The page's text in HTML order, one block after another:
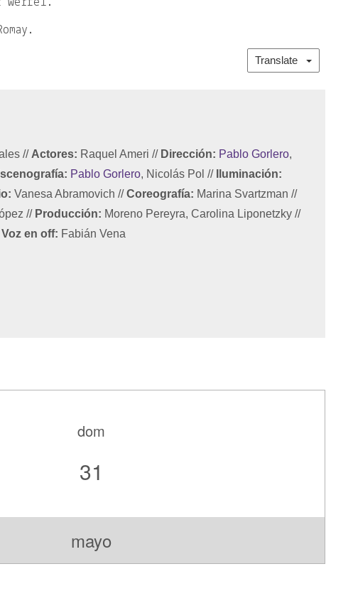
Translate
// Actores: Raquel Ameri// Dirección: Pablo Gorlero,
Pablo Gorlero, Nicolás Pol//
Iluminación:
Vanesa Abramovich// Coreografía: Marina Svartzman//
// Producción: Moreno Pereyra, Carolina Liponetzky//
Voz en off: Fabián Vena
dom
31
mayo